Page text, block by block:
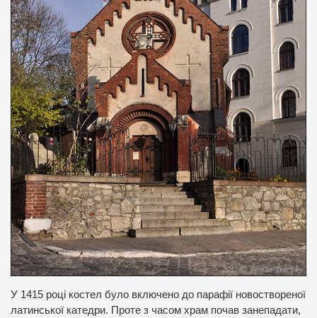
У 1415 році костел було включено до парафії новоствореної
латинської катедри. Проте з часом храм почав занепадати,